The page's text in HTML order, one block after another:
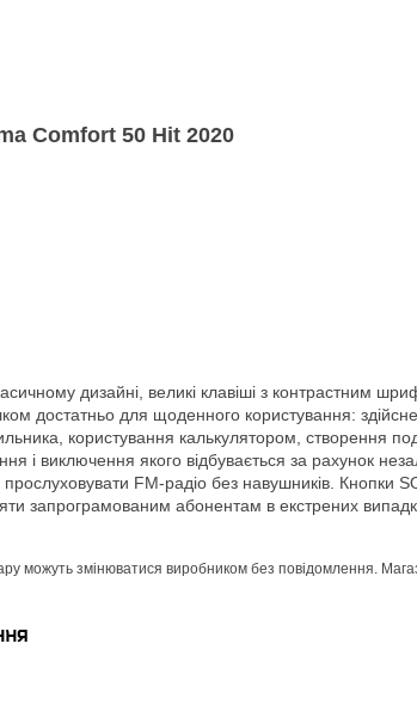
Comfort 50 Hit 2020
дизайні, великі клавіші з контрастним
достатньо для щоденного користування:
користування калькулятором, створення
і виключення якого відбувається за рахунок
FM-радіо без навушників. Кнопки
запрограмованим абонентам в екстрених
можуть змінюватися виробником без повідомлення.